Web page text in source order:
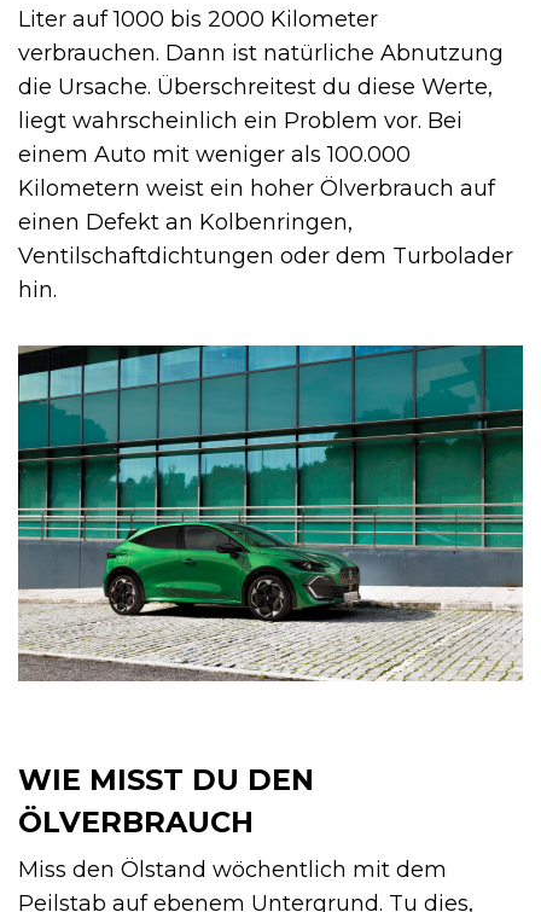
Liter auf 1000 bis 2000 Kilometer
verbrauchen. Dann ist natürliche Abnutzung
die Ursache. Überschreitest du diese Werte,
liegt wahrscheinlich ein Problem vor. Bei
einem Auto mit weniger als 100.000
Kilometern weist ein hoher Ölverbrauch auf
einen Defekt an Kolbenringen,
Ventilschaftdichtungen oder dem Turbolader
hin.
WIE MISST DU DEN
ÖLVERBRAUCH
Miss den Ölstand wöchentlich mit dem
Peilstab auf ebenem Untergrund. Tu dies,